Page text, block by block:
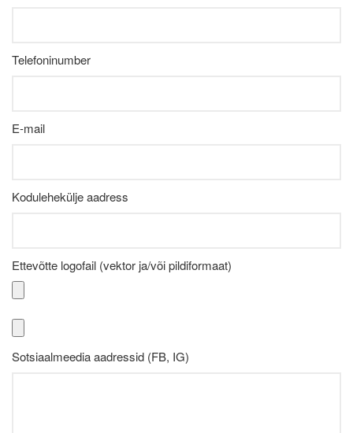
Telefoninumber
E-mail
Kodulehekülje aadress
Ettevõtte logofail (vektor ja/või pildiformaat)
Sotsiaalmeedia aadressid (FB, IG)